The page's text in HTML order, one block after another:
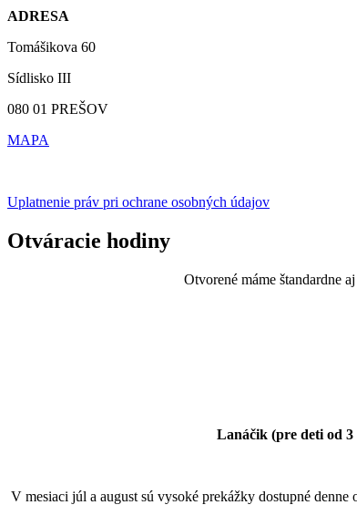
ADRESA
Tomášikova 60
Sídlisko III
080 01 PREŠOV
MAPA
Uplatnenie práv pri ochrane osobných údajov
Otváracie hodiny
Otvorené máme štandardne
Lanáčik (pre deti od 3
V mesiaci júl a august sú vysoké prekážky dostupné denne